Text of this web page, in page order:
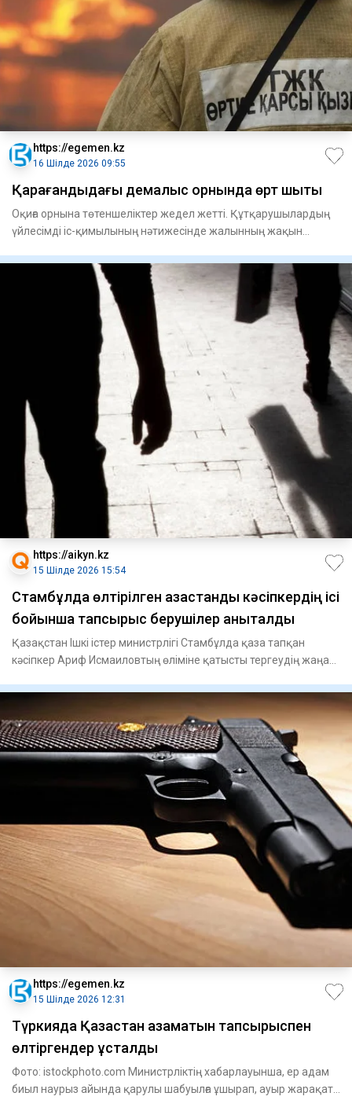
https://egemen.kz
16 Шілде 2026 09:55
Қарағандыдағы демалыс орнында өрт шықты
Оқиға орнына төтеншеліктер жедел жетті. Құтқарушылардың
үйлесімді іс-қимылының нәтижесінде жалынның жақын
https://aikyn.kz
15 Шілде 2026 15:54
Стамбұлда өлтірілген қазақстандық кәсіпкердің ісі
бойынша тапсырыс берушілер анықталды
Қазақстан Ішкі істер министрлігі Стамбұлда қаза тапқан
кәсіпкер Ариф Исмаиловтың өліміне қатысты тергеудің жаңа
https://egemen.kz
15 Шілде 2026 12:31
Түркияда Қазақстан азаматын тапсырыспен
өлтіргендер ұсталды
Фото: istockphoto.com Министрліктің хабарлауынша, ер адам
биыл наурыз айында қарулы шабуылға ұшырап, ауыр жарақат